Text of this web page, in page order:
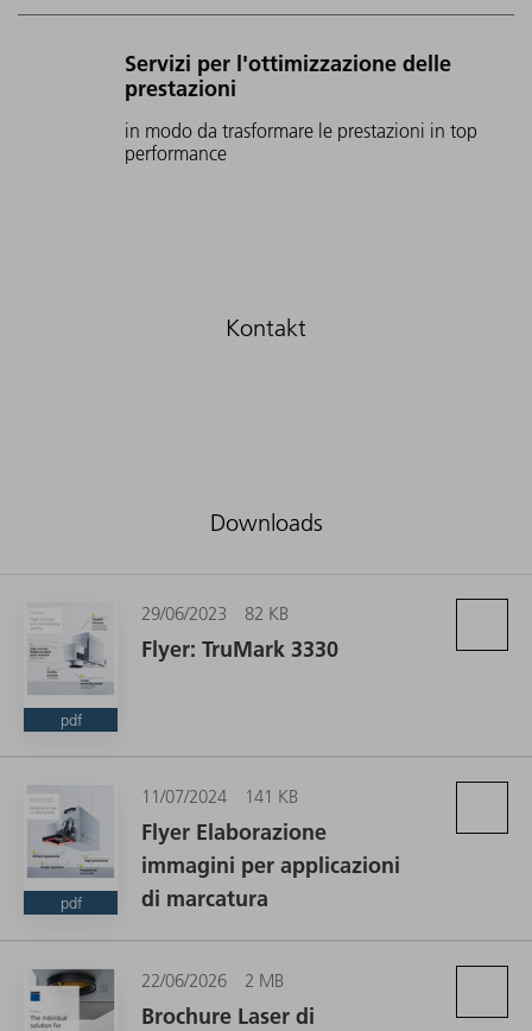
Servizi per l'ottimizzazione delle
prestazioni
in modo da trasformare le prestazioni in top
performance
Downloads
pdf
29/06/2023 82 KB
Flyer: TruMark 3330
pdf
11/07/2024 141 KB
Flyer Elaborazione
immagini per applicazioni
di marcatura
22/06/2026 2 MB
Brochure Laser di